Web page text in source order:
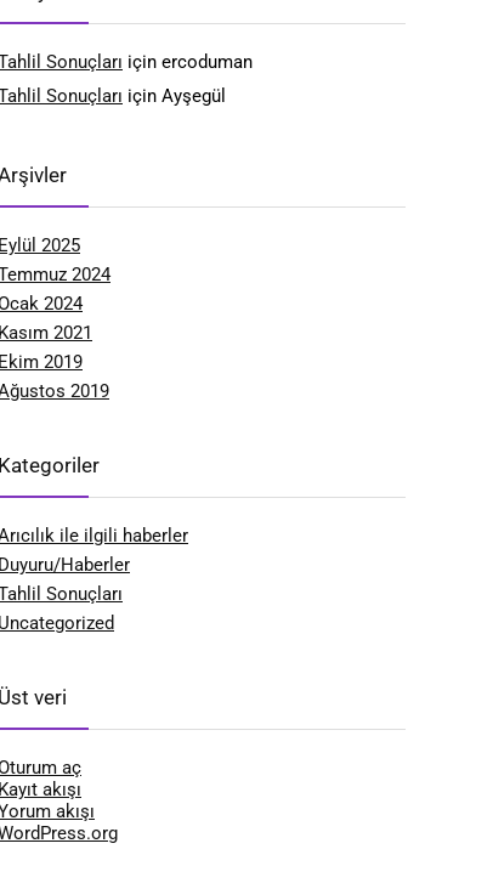
Sonuçları için ercoduman
Sonuçları için Ayşegül
Eylül 2025
2024
2024
Kasım 2021
Ekim 2019
2019
Kategoriler
ile ilgili haberler
Duyuru/Haberler
Sonuçları
Uncategorized
Üst veri
aç
Kayıt akışı
akışı